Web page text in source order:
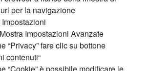
per la navigazione
Impostazioni Avanzate
“Privacy” fare clic su bottone
contenuti“